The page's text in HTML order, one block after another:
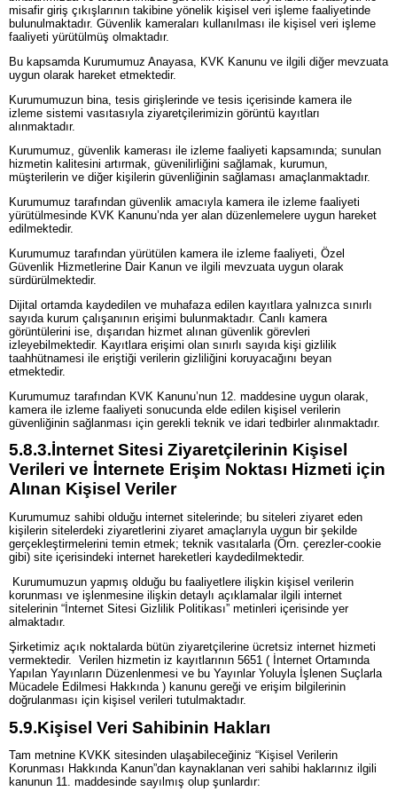
misafir giriş çıkışlarının takibine yönelik kişisel veri işleme faaliyetinde
bulunulmaktadır. Güvenlik kameraları kullanılması ile kişisel veri işleme
faaliyeti yürütülmüş olmaktadır.
Bu kapsamda Kurumumuz Anayasa, KVK Kanunu ve ilgili diğer mevzuata
uygun olarak hareket etmektedir.
Kurumumuzun bina, tesis girişlerinde ve tesis içerisinde kamera ile
izleme sistemi vasıtasıyla ziyaretçilerimizin görüntü kayıtları
alınmaktadır.
Kurumumuz, güvenlik kamerası ile izleme faaliyeti kapsamında; sunulan
hizmetin kalitesini artırmak, güvenilirliğini sağlamak, kurumun,
müşterilerin ve diğer kişilerin güvenliğinin sağlaması amaçlanmaktadır.
Kurumumuz tarafından güvenlik amacıyla kamera ile izleme faaliyeti
yürütülmesinde KVK Kanunu’nda yer alan düzenlemelere uygun hareket
edilmektedir.
Kurumumuz tarafından yürütülen kamera ile izleme faaliyeti, Özel
Güvenlik Hizmetlerine Dair Kanun ve ilgili mevzuata uygun olarak
sürdürülmektedir.
Dijital ortamda kaydedilen ve muhafaza edilen kayıtlara yalnızca sınırlı
sayıda kurum çalışanının erişimi bulunmaktadır. Canlı kamera
görüntülerini ise, dışarıdan hizmet alınan güvenlik görevleri
izleyebilmektedir. Kayıtlara erişimi olan sınırlı sayıda kişi gizlilik
taahhütnamesi ile eriştiği verilerin gizliliğini koruyacağını beyan
etmektedir.
Kurumumuz tarafından KVK Kanunu’nun 12. maddesine uygun olarak,
kamera ile izleme faaliyeti sonucunda elde edilen kişisel verilerin
güvenliğinin sağlanması için gerekli teknik ve idari tedbirler alınmaktadır.
5.8.3.İnternet Sitesi Ziyaretçilerinin Kişisel
Verileri ve İnternete Erişim Noktası Hizmeti için
Alınan Kişisel Veriler
Kurumumuz sahibi olduğu internet sitelerinde; bu siteleri ziyaret eden
kişilerin sitelerdeki ziyaretlerini ziyaret amaçlarıyla uygun bir şekilde
gerçekleştirmelerini temin etmek; teknik vasıtalarla (Örn. çerezler-cookie
gibi) site içerisindeki internet hareketleri kaydedilmektedir.
Kurumumuzun yapmış olduğu bu faaliyetlere ilişkin kişisel verilerin
korunması ve işlenmesine ilişkin detaylı açıklamalar ilgili internet
sitelerinin “İnternet Sitesi Gizlilik Politikası” metinleri içerisinde yer
almaktadır.
Şirketimiz açık noktalarda bütün ziyaretçilerine ücretsiz internet hizmeti
vermektedir. Verilen hizmetin iz kayıtlarının 5651 ( İnternet Ortamında
Yapılan Yayınların Düzenlenmesi ve bu Yayınlar Yoluyla İşlenen Suçlarla
Mücadele Edilmesi Hakkında ) kanunu gereği ve erişim bilgilerinin
doğrulanması için kişisel verileri tutulmaktadır.
5.9.Kişisel Veri Sahibinin Hakları
Tam metnine KVKK sitesinden ulaşabileceğiniz “Kişisel Verilerin
Korunması Hakkında Kanun”dan kaynaklanan veri sahibi haklarınız ilgili
kanunun 11. maddesinde sayılmış olup şunlardır: